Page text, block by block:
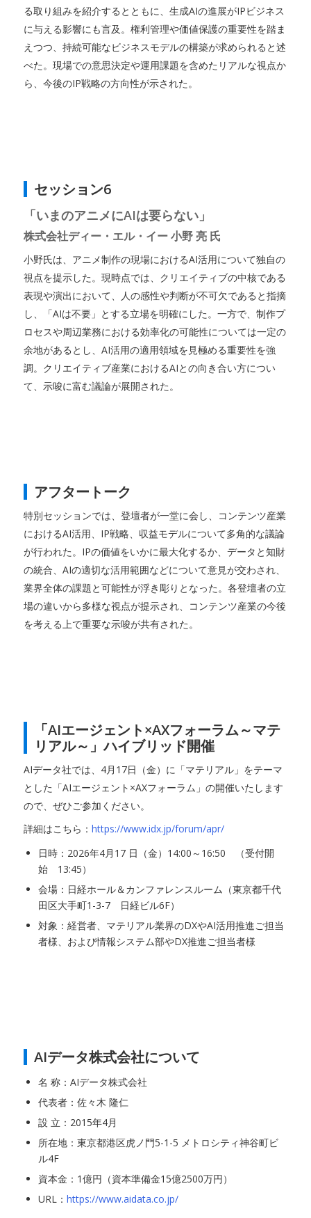
る取り組みを紹介するとともに、生成AIの進展がIPビジネス
に与える影響にも言及。権利管理や価値保護の重要性を踏ま
えつつ、持続可能なビジネスモデルの構築が求められると述
べた。現場での意思決定や運用課題を含めたリアルな視点か
ら、今後のIP戦略の方向性が示された。
セッション6
「いまのアニメにAIは要らない」
株式会社ディー・エル・イー 小野 亮 氏
小野氏は、アニメ制作の現場におけるAI活用について独自の
視点を提示した。現時点では、クリエイティブの中核である
表現や演出において、人の感性や判断が不可欠であると指摘
し、「AIは不要」とする立場を明確にした。一方で、制作プ
ロセスや周辺業務における効率化の可能性については一定の
余地があるとし、AI活用の適用領域を見極める重要性を強
調。クリエイティブ産業におけるAIとの向き合い方につい
て、示唆に富む議論が展開された。
アフタートーク
特別セッションでは、登壇者が一堂に会し、コンテンツ産業
におけるAI活用、IP戦略、収益モデルについて多角的な議論
が行われた。IPの価値をいかに最大化するか、データと知財
の統合、AIの適切な活用範囲などについて意見が交わされ、
業界全体の課題と可能性が浮き彫りとなった。各登壇者の立
場の違いから多様な視点が提示され、コンテンツ産業の今後
を考える上で重要な示唆が共有された。
「AIエージェント×AXフォーラム～マテ
リアル～」ハイブリッド開催
AIデータ社では、4月17日（金）に「マテリアル」をテーマ
とした「AIエージェント×AXフォーラム」の開催いたします
ので、ぜひご参加ください。
詳細はこちら： https://www.idx.jp/forum/apr/
日時：2026年4月17 日（金）14:00～16:50 （受付開
始 13:45）
会場：日経ホール＆カンファレンスルーム（東京都千代
田区大手町1-3-7 日経ビル6F）
対象：経営者、マテリアル業界のDXやAI活用推進ご担当
者様、および情報システム部やDX推進ご担当者様
AIデータ株式会社について
名 称：AIデータ株式会社
代表者：佐々木 隆仁
設 立：2015年4月
所在地：東京都港区虎ノ門5-1-5 メトロシティ神谷町ビ
ル4F
資本金：1億円（資本準備金15億2500万円）
URL： https://www.aidata.co.jp/